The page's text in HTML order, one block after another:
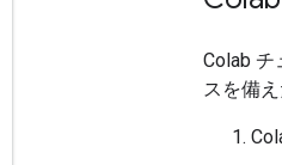
Colab チ
スを備